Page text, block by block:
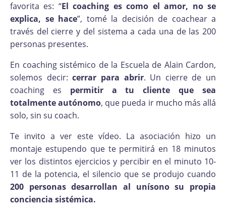
favorita es: “El coaching es como el amor, no se
explica, se hace”, tomé la decisión de coachear a
través del cierre y del sistema a cada una de las 200
personas presentes.
En coaching sistémico de la Escuela de Alain Cardon,
solemos decir:cerrar para abrir. Un cierre de un
coaching es permitir a tu cliente que sea
totalmente autónomo, que pueda ir mucho más allá
solo, sin su coach.
Te invito a ver este vídeo. La asociación hizo un
montaje estupendo que te permitirá en 18 minutos
ver los distintos ejercicios y percibir en el minuto 10-
11 de la potencia, el silencio que se produjo cuando
200 personas desarrollan al unísono su propia
conciencia sistémica.